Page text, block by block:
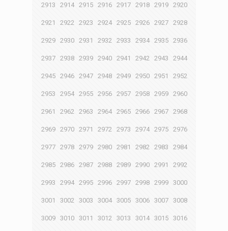
2913 2914 2915 2916 2917 2918 2919 2920
2921 2922 2923 2924 2925 2926 2927 2928
2929 2930 2931 2932 2933 2934 2935 2936
2937 2938 2939 2940 2941 2942 2943 2944
2945 2946 2947 2948 2949 2950 2951 2952
2953 2954 2955 2956 2957 2958 2959 2960
2961 2962 2963 2964 2965 2966 2967 2968
2969 2970 2971 2972 2973 2974 2975 2976
2977 2978 2979 2980 2981 2982 2983 2984
2985 2986 2987 2988 2989 2990 2991 2992
2993 2994 2995 2996 2997 2998 2999 3000
3001 3002 3003 3004 3005 3006 3007 3008
3009 3010 3011 3012 3013 3014 3015 3016